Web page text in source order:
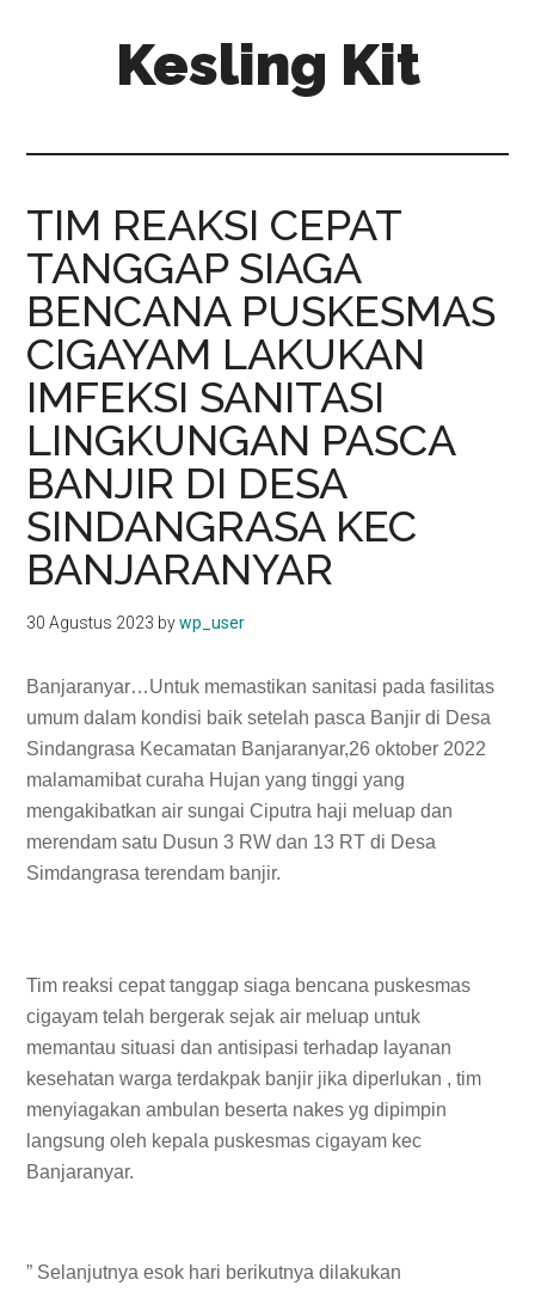
Kesling Kit
TIM REAKSI CEPAT
TANGGAP SIAGA
BENCANA PUSKESMAS
CIGAYAM LAKUKAN
IMFEKSI SANITASI
LINGKUNGAN PASCA
BANJIR DI DESA
SINDANGRASA KEC
BANJARANYAR
30 Agustus 2023 bywp_user
Banjaranyar…Untuk memastikan sanitasi pada fasilitas
umum dalam kondisi baik setelah pasca Banjir di Desa
Sindangrasa Kecamatan Banjaranyar,26 oktober 2022
malamamibat curaha Hujan yang tinggi yang
mengakibatkan air sungai Ciputra haji meluap dan
merendam satu Dusun 3 RW dan 13 RT di Desa
Simdangrasa terendam banjir.
Tim reaksi cepat tanggap siaga bencana puskesmas
cigayam telah bergerak sejak air meluap untuk
memantau situasi dan antisipasi terhadap layanan
kesehatan warga terdakpak banjir jika diperlukan , tim
menyiagakan ambulan beserta nakes yg dipimpin
langsung oleh kepala puskesmas cigayam kec
Banjaranyar.
” Selanjutnya esok hari berikutnya dilakukan